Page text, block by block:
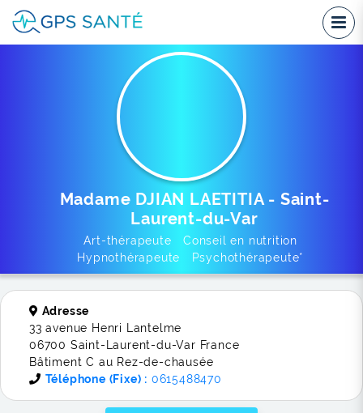
Madame DJIAN LAETITIA - Saint-
Laurent-du-Var
Art-thérapeute Conseil en nutrition
Hypnothérapeute Psychothérapeute*
Adresse
33 avenue Henri Lantelme
06700 Saint-Laurent-du-Var France
Bâtiment C au Rez-de-chausée
Téléphone (Fixe) : 0615488470